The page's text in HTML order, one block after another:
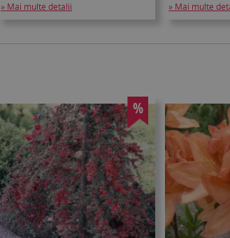
» Mai multe detalii » Mai multe
%